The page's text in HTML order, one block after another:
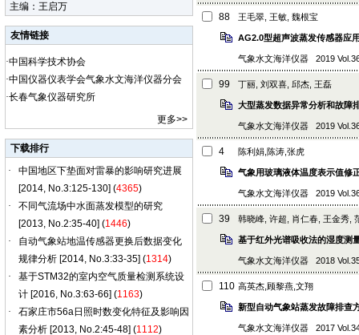
主编：王启万
友情链接
·中国科学技术协会
·中国仪器仪表学会气象水文海洋仪器分会
·长春气象仪器研究所
更多>>
下载排行
88 王毛翠, 王敏, 魏根宝
AG2.0型超声波蒸发传感器应
气象水文海洋仪器 2019
99 丁丽, 刘双喜, 邱杰, 王磊
大型蒸发数据异常分析和故障
气象水文海洋仪器 2019
4 陈利娟,陈涛,张虎
气象用玻璃液体温度表示值修
气象水文海洋仪器 2019
39 韩晓峰, 许超, 肖仁春, 王金秀,
基于红外光谱吸收法的湿度测
气象水文海洋仪器 2018
110 高英杰,顾黎燕,文翔
新型自动气象站蒸发故障排查
气象水文海洋仪器 2017